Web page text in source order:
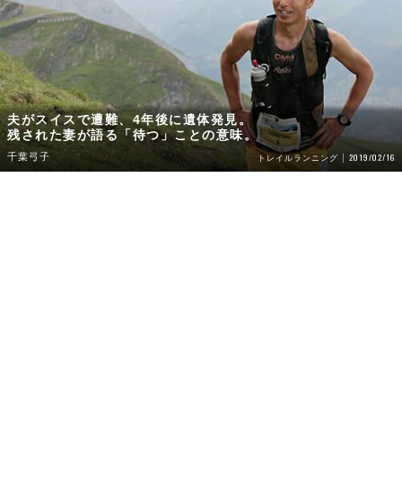
夫がスイスで遭難、4年後に遺体発見。
残された妻が語る「待つ」ことの意味。
千葉弓子 トレイルランニング 2019/02/16